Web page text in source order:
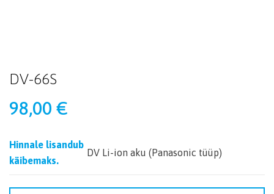
DV-66S
98,00 €
Hinnale lisandub
käibemaks.
DV Li-ion aku (Panasonic tüüp)